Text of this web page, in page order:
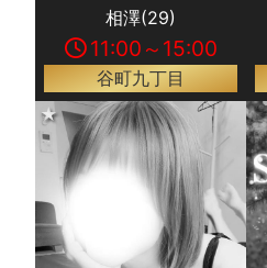
相澤(29)
11:00～15:00
谷町九丁目
★